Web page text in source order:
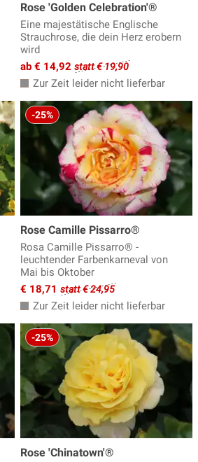
Rose 'Golden Celebration'®
Eine majestätische Englische
Strauchrose, die dein Herz erobern
wird
ab € 14,92 statt € 19,90
Zur Zeit leider nicht lieferbar
-25%
Rose Camille Pissarro®
Rosa Camille Pissarro® -
leuchtender Farbenkarneval von
Mai bis Oktober
€ 18,71 statt € 24,95
Zur Zeit leider nicht lieferbar
-25%
Rose 'Chinatown'®